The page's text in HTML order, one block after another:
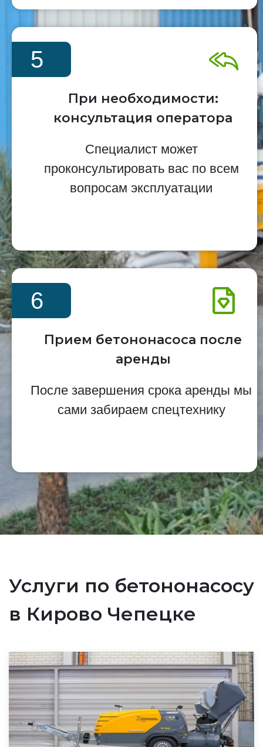
5
При необходимости:
консультация оператора
Специалист может
проконсультировать вас по всем
вопросам эксплуатации
6
Прием бетононасоса после
аренды
После завершения срока аренды мы
сами забираем спецтехнику
Услуги по бетононасосу
в Кирово Чепецке